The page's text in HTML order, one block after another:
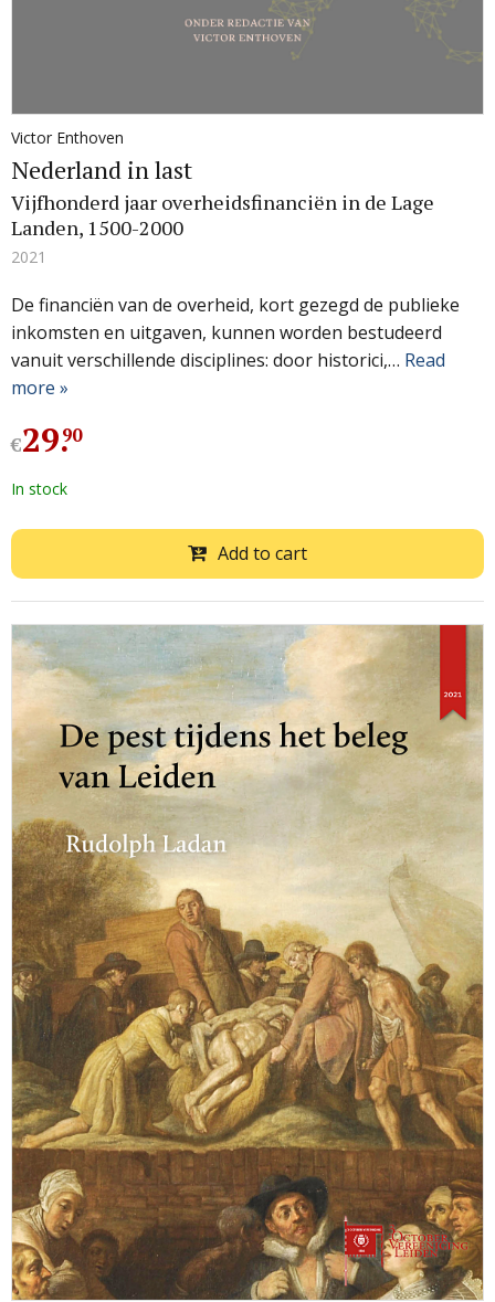
Victor Enthoven
Nederland in last
Vijfhonderd jaar overheidsfinanciën in de Lage
Landen, 1500-2000
2021
De financiën van de overheid, kort gezegd de publieke
inkomsten en uitgaven, kunnen worden bestudeerd
vanuit verschillende disciplines: door historici,… Read
more »
€29.
90
In stock
Add to cart